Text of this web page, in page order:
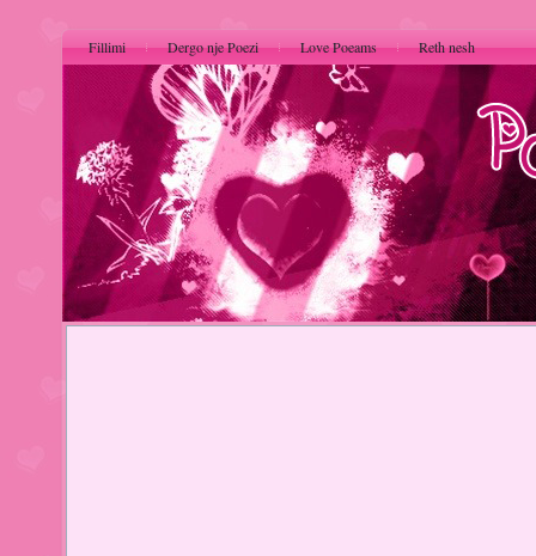
Fillimi Dergo nje Poezi Love Poeams Reth nesh